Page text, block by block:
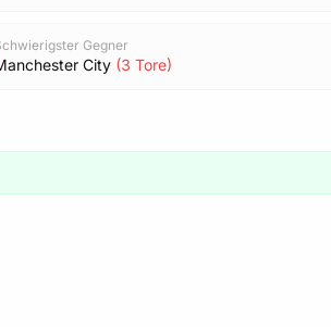
Gegner
City (3 Tore)